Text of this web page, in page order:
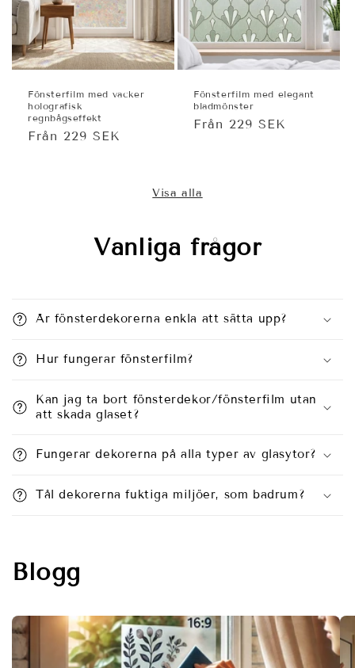
Fönsterfilm med vacker
holografisk
regnbågseffekt
Ordinarie
Från 229 SEK
Fönsterfilm med elegant
bladmönster
Ordinarie
Från 229 SEK
Visa alla
Vanliga frågor
Är fönsterdekorerna enkla att sätta upp?
Hur fungerar fönsterfilm?
Kan jag ta bort fönsterdekor/fönsterfilm utan
att skada glaset?
Fungerar dekorerna på alla typer av glasytor?
Tål dekorerna fuktiga miljöer, som badrum?
Blogg